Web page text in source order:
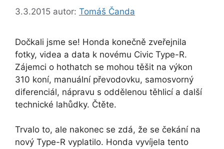
3.3.2015 autor: Tomáš Čanda
Dočkali jsme se! Honda konečně zveřejnila
fotky, videa a data k novému Civic Type-R.
Zájemci o hothatch se mohou těšit na výkon
310 koní, manuální převodovku, samosvorný
diferenciál, nápravu s oddělenou těhlicí a další
technické lahůdky. Čtěte.
Trvalo to, ale nakonec se zdá, že se čekání na
nový Type-R vyplatilo. Honda vyvíjela tento